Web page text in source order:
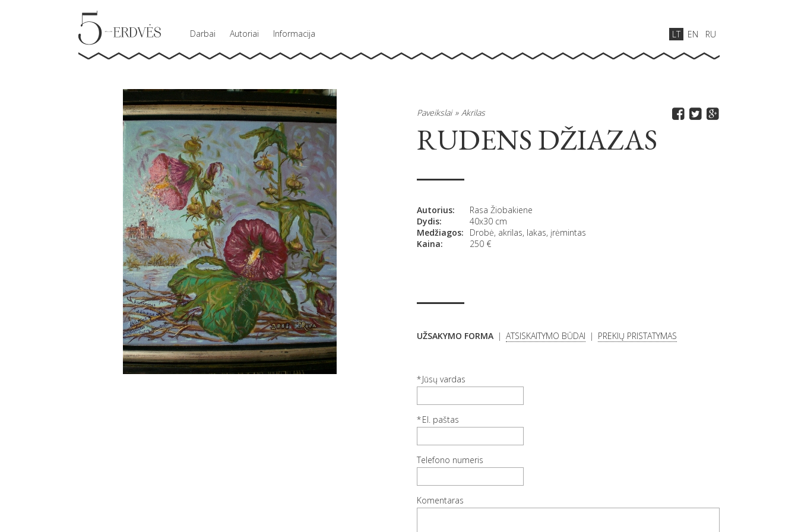
LT EN RU
Darbai Autoriai Informacija
Paveikslai Akrilas
RUDENS DŽIAZAS
Autorius:
Rasa Žiobakiene
Dydis:
40x30 cm
Medžiagos:
Drobė, akrilas, lakas, įrėmintas
Kaina:
250 €
UŽSAKYMO FORMA ATSISKAITYMO BŪDAI PREKIŲ PRISTATYMAS
Jūsų vardas
El. paštas
Telefono numeris
Komentaras